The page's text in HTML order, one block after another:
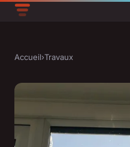
Accueil›Travaux